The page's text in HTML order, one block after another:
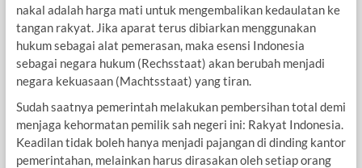
nakal adalah harga mati untuk mengembalikan kedaulatan ke
tangan rakyat. Jika aparat terus dibiarkan menggunakan
hukum sebagai alat pemerasan, maka esensi Indonesia
sebagai negara hukum (Rechsstaat) akan berubah menjadi
negara kekuasaan (Machtsstaat) yang tiran.
Sudah saatnya pemerintah melakukan pembersihan total demi
menjaga kehormatan pemilik sah negeri ini: Rakyat Indonesia.
Keadilan tidak boleh hanya menjadi pajangan di dinding kantor
pemerintahan, melainkan harus dirasakan oleh setiap orang